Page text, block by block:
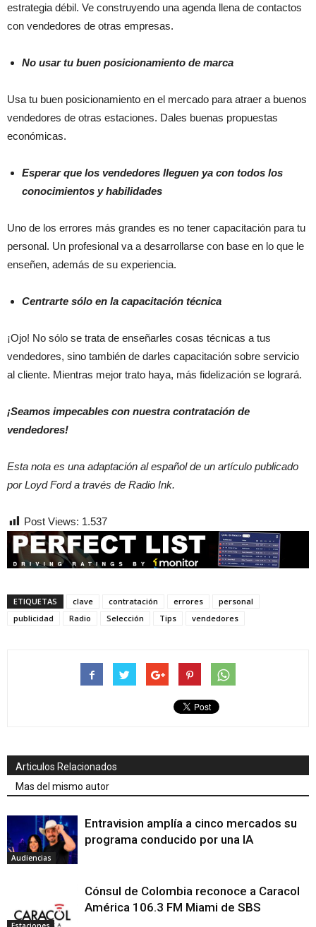
estrategia débil. Ve construyendo una agenda llena de contactos
con vendedores de otras empresas.
No usar tu buen posicionamiento de marca
Usa tu buen posicionamiento en el mercado para atraer a buenos
vendedores de otras estaciones. Dales buenas propuestas
económicas.
Esperar que los vendedores lleguen ya con todos los
conocimientos y habilidades
Uno de los errores más grandes es no tener capacitación para tu
personal. Un profesional va a desarrollarse con base en lo que le
enseñen, además de su experiencia.
Centrarte sólo en la capacitación técnica
¡Ojo! No sólo se trata de enseñarles cosas técnicas a tus
vendedores, sino también de darles capacitación sobre servicio
al cliente. Mientras mejor trato haya, más fidelización se logrará.
¡Seamos impecables con nuestra contratación de
vendedores!
Esta nota es una adaptación al español de un artículo publicado
por Loyd Ford a través de Radio Ink.
Post Views: 1.537
ETIQUETAS clave contratación errores
personal
publicidad
Radio Selección Tips vendedores
Articulos Relacionados
Mas del mismo autor
Audiencias
Entravision amplía a cinco mercados su
programa conducido por una IA
Cónsul de Colombia reconoce a Caracol
América 106.3 FM Miami de SBS